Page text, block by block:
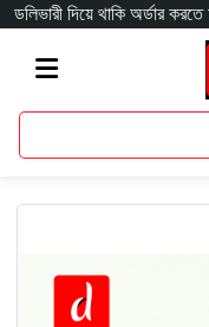
থাকি অর্ডার করতে অগ্রিম